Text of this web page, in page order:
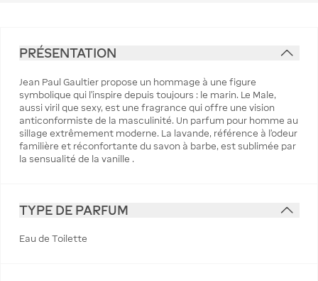
PRÉSENTATION
Jean Paul Gaultier propose un hommage à une figure
symbolique qui l’inspire depuis toujours : le marin. Le Male,
aussi viril que sexy, est une fragrance qui offre une vision
anticonformiste de la masculinité. Un parfum pour homme au
sillage extrêmement moderne. La lavande, référence à l’odeur
familière et réconfortante du savon à barbe, est sublimée par
la sensualité de la vanille .
TYPE DE PARFUM
Eau de Toilette